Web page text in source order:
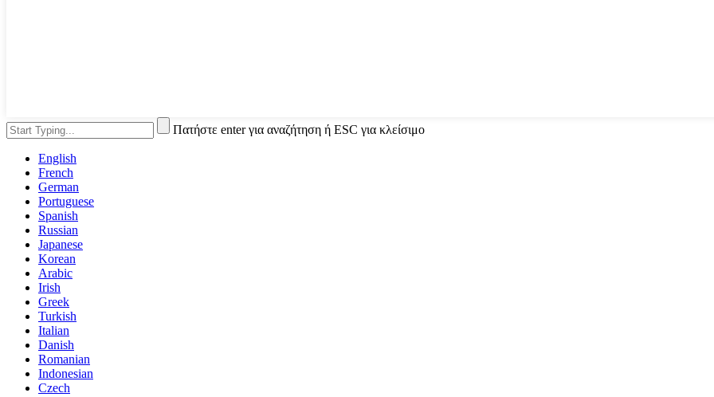
Πατήστε enter για αναζήτηση ή ESC για κλείσιμο
English
French
German
Portuguese
Spanish
Russian
Japanese
Korean
Arabic
Irish
Greek
Turkish
Italian
Danish
Romanian
Indonesian
Czech